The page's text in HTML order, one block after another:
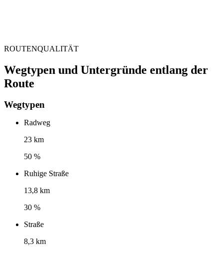
ROUTENQUALITÄT
Wegtypen und Untergründe entlang der
Route
Wegtypen
Radweg
23 km
50 %
Ruhige Straße
13,8 km
30 %
Straße
8,3 km